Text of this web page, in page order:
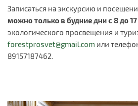
Записаться на экскурсию и
можно только в будние дни с 8 до
экологического просвещения и
forestprosvet@gmail.com или
89157187462.